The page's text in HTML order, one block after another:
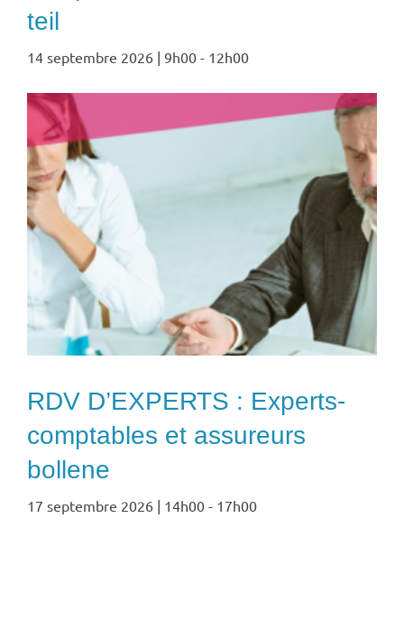
teil
14 septembre 2026 | 9h00 - 12h00
RDV D’EXPERTS : Experts-
comptables et assureurs
bollene
17 septembre 2026 | 14h00 - 17h00